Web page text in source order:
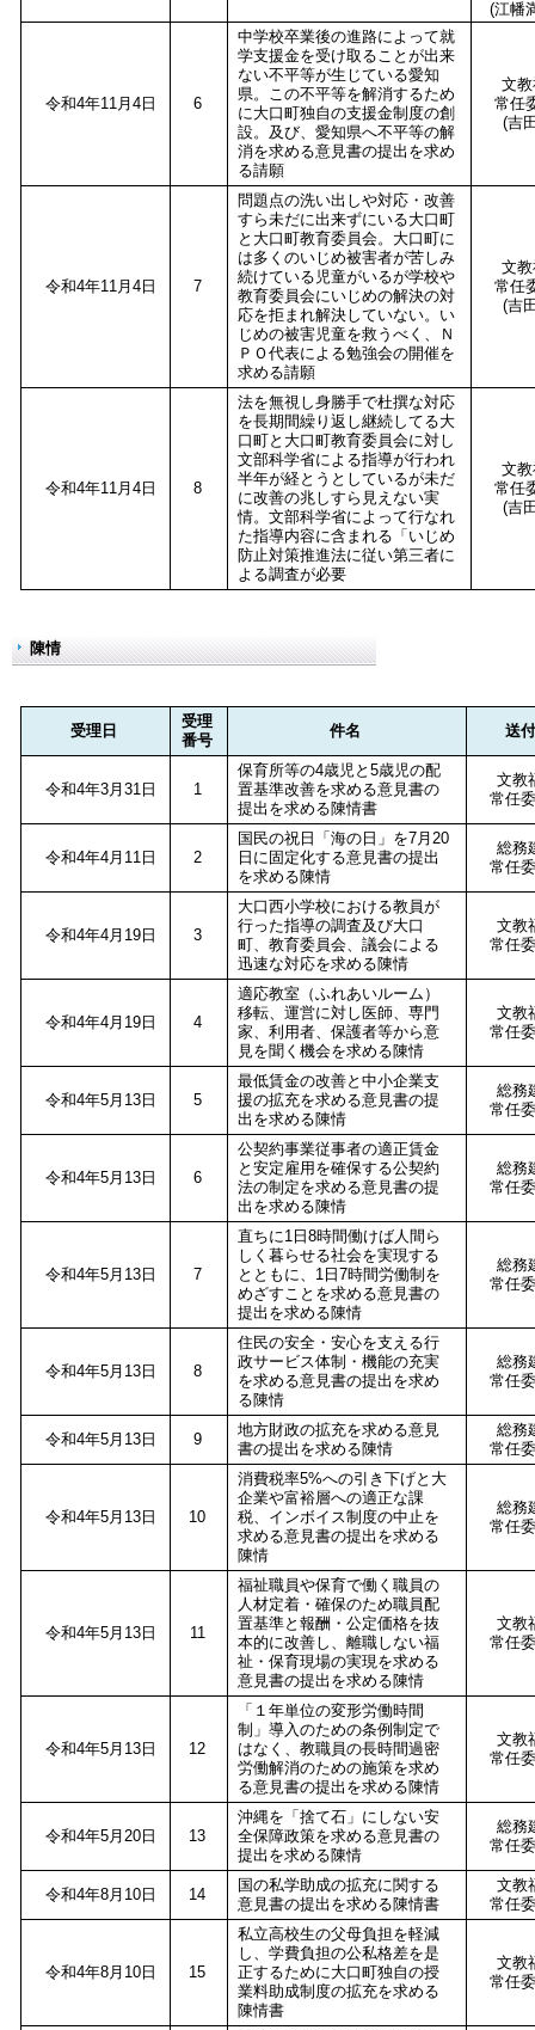
(江幡
令和4年11月4日 6
中学校卒業後の進路によって就
学支援金を受け取ることが出来
ない不平等が生じている愛知
県。この不平等を解消するため
に大口町独自の支援金制度の創
設。及び、愛知県へ不平等の解
消を求める意見書の提出を求め
る請願
文
常任
(吉
令和4年11月4日 7
問題点の洗い出しや対応・改善
すら未だに出来ずにいる大口町
と大口町教育委員会。大口町に
は多くのいじめ被害者が苦しみ
続けている児童がいるが学校や
教育委員会にいじめの解決の対
応を拒まれ解決していない。い
じめの被害児童を救うべく、Ｎ
ＰＯ代表による勉強会の開催を
求める請願
文
常任
(吉
令和4年11月4日 8
法を無視し身勝手で杜撰な対応
を長期間繰り返し継続してる大
口町と大口町教育委員会に対し
文部科学省による指導が行われ
半年が経とうとしているが未だ
に改善の兆しすら見えない実
情。文部科学省によって行なれ
た指導内容に含まれる「いじめ
防止対策推進法に従い第三者に
よる調査が必要
文
常任
(吉
陳情
受理日
受理
番号
件名 送
令和4年3月31日 1
保育所等の4歳児と5歳児の配
置基準改善を求める意見書の
提出を求める陳情書
文教
常任
令和4年4月11日 2
国民の祝日「海の日」を7月20
日に固定化する意見書の提出
を求める陳情
総務
常任
令和4年4月19日 3
大口西小学校における教員が
行った指導の調査及び大口
町、教育委員会、議会による
迅速な対応を求める陳情
文教
常任
令和4年4月19日 4
適応教室（ふれあいルーム）
移転、運営に対し医師、専門
家、利用者、保護者等から意
見を聞く機会を求める陳情
文教
常任
令和4年5月13日 5
最低賃金の改善と中小企業支
援の拡充を求める意見書の提
出を求める陳情
総務
常任
令和4年5月13日 6
公契約事業従事者の適正賃金
と安定雇用を確保する公契約
法の制定を求める意見書の提
出を求める陳情
総務
常任
令和4年5月13日 7
直ちに1日8時間働けば人間ら
しく暮らせる社会を実現する
とともに、1日7時間労働制を
めざすことを求める意見書の
提出を求める陳情
総務
常任
令和4年5月13日 8
住民の安全・安心を支える行
政サービス体制・機能の充実
を求める意見書の提出を求め
る陳情
総務
常任
令和4年5月13日 9
地方財政の拡充を求める意見
書の提出を求める陳情
総務
常任
令和4年5月13日 10
消費税率5%への引き下げと大
企業や富裕層への適正な課
税、インボイス制度の中止を
求める意見書の提出を求める
陳情
総務
常任
令和4年5月13日 11
福祉職員や保育で働く職員の
人材定着・確保のため職員配
置基準と報酬・公定価格を抜
本的に改善し、離職しない福
祉・保育現場の実現を求める
意見書の提出を求める陳情
文教
常任
令和4年5月13日 12
「１年単位の変形労働時間
制」導入のための条例制定で
はなく、教職員の長時間過密
労働解消のための施策を求め
る意見書の提出を求める陳情
文教
常任
令和4年5月20日 13
沖縄を「捨て石」にしない安
全保障政策を求める意見書の
提出を求める陳情
総務
常任
令和4年8月10日 14
国の私学助成の拡充に関する
意見書の提出を求める陳情書
文教
常任
令和4年8月10日 15
私立高校生の父母負担を軽減
し、学費負担の公私格差を是
正するために大口町独自の授
業料助成制度の拡充を求める
陳情書
文教
常任